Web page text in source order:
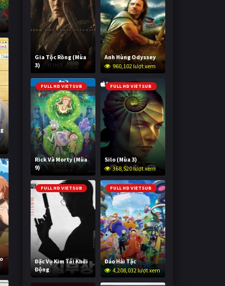
Gia Tộc Rồng (Mùa
3)
2,026,269 lượt xem
Anh Hùng Odyssey
960,102 lượt xem
FULL HD VIETSUB
Rick Và Morty (Mùa
9)
2,998,760 lượt xem
FULL HD VIETSUB
Silo (Mùa 3)
368,520 lượt xem
FULL HD VIETSUB
Đặc Vụ Kim Tái Khởi
Động
598,118 lượt xem
FULL HD VIETSUB
Đảo Hải Tặc
4,208,032 lượt xem